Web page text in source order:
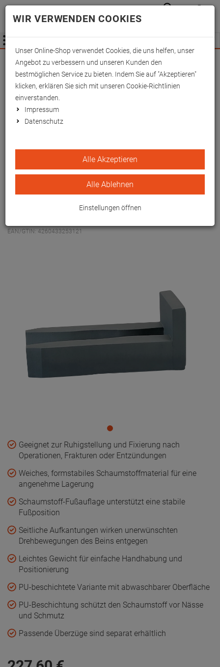
Wichtige Änderung für Fachhändler zum
01.09.2026 -Mehr Informationen hier
Anmelden
Menü
Flachlagerungsschienen
Erwachsene 75x25 cm, PU-
beschichtet
Zur stabilen Lagerung des gestreckten
EAN/GTIN: 4260433253121
Geeignet zur Ruhigstellung und Fixierung nach
Operationen, Frakturen oder Entzündungen
Weiches, formstabiles Schaumstoffmaterial für eine
angenehme Lagerung
Schaumstoff-Fußauflage unterstützt eine stabile
Fußposition
Seitliche Aufkantungen wirken unerwünschten
Drehbewegungen des Beins entgegen
Leichtes Gewicht für einfache Handhabung und
Positionierung
PU-beschichtete Variante mit abwaschbarer Oberfläche
PU-Beschichtung schützt den Schaumstoff vor Nässe
und Schmutz
Passende Überzüge sind separat erhältlich
WIR VERWENDEN COOKIES
Unser Online-Shop verwendet Cookies, die uns helfen, unser
Angebot zu verbessern und unseren Kunden den
bestmöglichen Service zu bieten. Indem Sie auf "Akzeptieren"
klicken, erklären Sie sich mit unseren Cookie-Richtlinien
einverstanden.
Impressum
Datenschutz
Alle Akzeptieren
Alle Ablehnen
Einstellungen öffnen